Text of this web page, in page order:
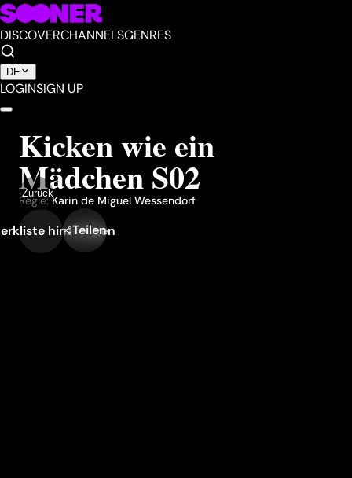
DISCOVERCHANNELSGENRES
DE
LOGINSIGN UP
Zurück
Kicken wie ein
Mädchen S02
Regie: Karin de Miguel Wessendorf
hinzufügen
Teilen